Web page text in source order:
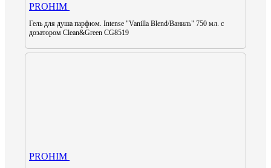
PROHIM
Гель для душа парфюм. Intense "Vanilla Blend/Ваниль" 750 мл. с
дозатором Clean&Green CG8519
PROHIM